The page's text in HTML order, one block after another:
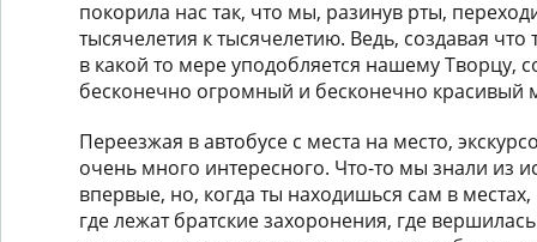
покорила нас так, что мы, разинув рты,
тысячелетия к тысячелетию. Ведь, создавая что
в какой то мере уподобляется нашему Творцу,
бесконечно огромный и бесконечно красивый
Переезжая в автобусе с места на место,
очень много интересного. Что-то мы знали из
впервые, но, когда ты находишься сам в
где лежат братские захоронения, где